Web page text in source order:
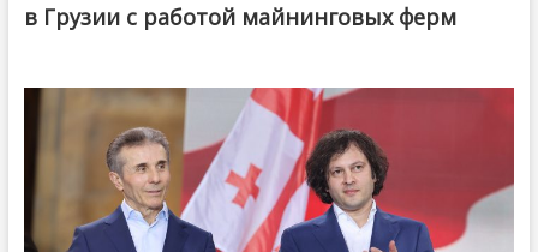
в Грузии с работой майнинговых ферм